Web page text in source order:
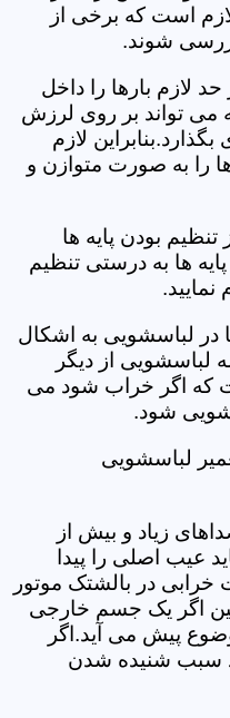
است که برخی از
شوند.
لازم بارها را داخل
می تواند بر روی لرزش
لازم
را به صورت متوازن و
بودن پایه ها
ها به درستی تنظیم
نمایید.
در لباسشویی به اشکال
لباسشویی از دیگر
که اگر خراب شود می
شود.
لباسشویی
زیاد و بیش از
عیب اصلی را پیدا
خرابی در بالشتک موتور
اگر یک جسم خارجی
پیش می آید.اگر
سبب شنیده شدن